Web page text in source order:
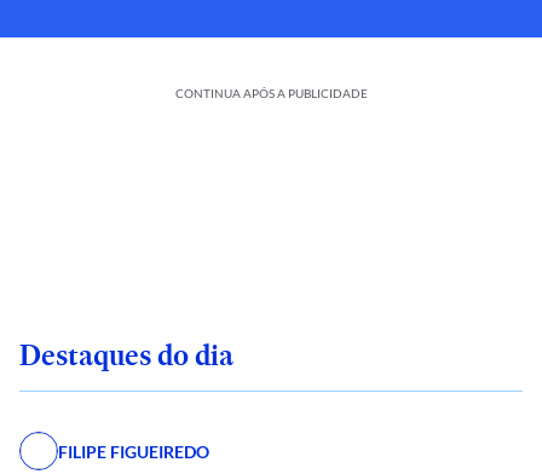
CONTINUA APÓS A PUBLICIDADE
Destaques do dia
FILIPE FIGUEIREDO